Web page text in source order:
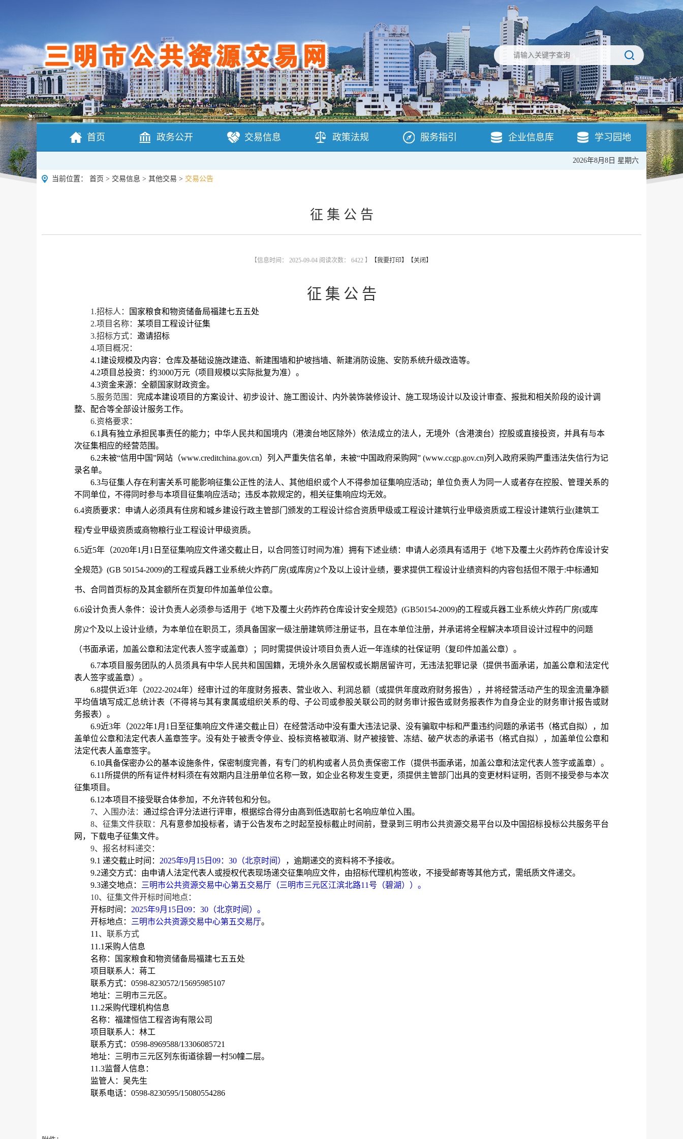
首页 政务公开 交易信息 政策法规 服务指引 企业信息库 学习园地
2026年8月8日 星期六
当前位置： 首页 > 交易信息 > 其他交易 > 交易公告
征 集 公 告
【信息时间： 2025-09-04 阅读次数： 6422 】 【我要打印】 【关闭】
征 集 公 告
1.招标人：
国家粮食和物资储备局福建七五五处
2.项目名称： 某项目工程设计征集
3.招标方式： 邀请招标
4.项目概况：
4.1建设规模及内容：仓库及基础设施改建造、新建围墙和护坡挡墙、新建消防设施、安防系统升级改造等。
4.2项目总投资：约3000万元（项目规模以实际批复为准）。
4.3资金来源：全额国家财政资金。
5.服务范围： 完成本建设项目的方案设计、初步设计、施工图设计、内外装饰装修设计、施工现场设计以及设计审查、报批和相关阶段的设计调
整、配合等全部设计服务工作。
6.资格要求：
6.1具有独立承担民事责任的能力；中华人民共和国境内（港澳台地区除外）依法成立的法人，无境外（含港澳台）控股或直接投资，并具有与本
次征集相应的经营范围。
6.2未被“信用中国”网站（www.creditchina.gov.cn）列入严重失信名单，未被“中国政府采购网” (www.ccgp.gov.cn)列入政府采购严重违法失信行为记
录名单。
6.3与征集人存在利害关系可能影响征集公正性的法人、其他组织或个人不得参加征集响应活动；单位负责人为同一人或者存在控股、管理关系的
不同单位，不得同时参与本项目征集响应活动；违反本款规定的，相关征集响应均无效。
6.4资质要求： 申请人必须具有住房和城乡建设行政主管部门颁发的工程设计综合资质甲级或工程设计建筑行业甲级资质或工程设计建筑行业(建筑工
程)专业甲级资质或商物粮行业工程设计甲级资质。
6.5近5年（2020年1月1日至征集响应文件递交截止日，以合同签订时间为准） 拥有下述业绩： 申请人必须具有适用于《地下及覆土火药炸药仓库设计安
全规范》 (GB 50154-2009)的工程或兵器工业系统火炸药厂房(或库房)2个及以上设计业绩，要求提供工程设计业绩资料的内容包括但不限于:中标通知
书、合同首页标的及其金额所在页复印件加盖单位公章。
6.6设计负责人条件：设计负责人必须参与适用于《地下及覆土火药炸药仓库设计安全规范》(GB50154-2009)的工程或兵器工业系统火炸药厂房(或库
房)2个及以上设计业绩，为本单位在职员工，须具备国家一级注册建筑师注册证书，且在本单位注册，并承诺将全程解决本项目设计过程中的问题
（书面承诺，加盖公章和法定代表人签字或盖章）；同时需提供设计项目负责人近一年连续的社保证明（复印件加盖公章）。
6.7本项目服务团队的人员须具有中华人民共和国国籍，无境外永久居留权或长期居留许可，无违法犯罪记录（提供书面承诺，加盖公章和法定代
表人签字或盖章）。
6.8提供近3年（2022-2024年）经审计过的年度财务报表、营业收入、利润总额（或提供年度政府财务报告），并将经营活动产生的现金流量净额
平均值填写成汇总统计表（不得将与其有隶属或组织关系的母、子公司或参股关联公司的财务审计报告或财务报表作为自身企业的财务审计报告或财
务报表）。
6.9近3年 （2022年1月1日至征集响应文件递交截止日） 在经营活动中没有重大违法记录、没有骗取中标和严重违约问题的承诺书（格式自拟），加
盖单位公章和法定代表人盖章签字。没有处于被责令停业、投标资格被取消、财产被接管、冻结、破产状态的承诺书（格式自拟），加盖单位公章和
法定代表人盖章签字。
6.10具备保密办公的基本设施条件，保密制度完善，有专门的机构或者人员负责保密工作（提供书面承诺，加盖公章和法定代表人签字或盖章）。
6.11所提供的所有证件材料须在有效期内且注册单位名称一致，如企业名称发生变更，须提供主管部门出具的变更材料证明，否则不接受参与本次
征集项目。
6.12本项目不接受联合体参加，不允许转包和分包。
7、入围办法： 通过综合评分法进行评审，根据综合得分由高到低选取前七名响应单位入围。
8、征集文件获取：
凡有意参加投标者，请于公告发布之时起至投标截止时间前，登录到三明市公共资源交易平台以及中国招标投标公共服务平台
网，下载电子征集文件。
9、报名材料递交：
9.1 递交截止时间： 2025年9月15日09：30（北京时间）
，逾期递交的资料将不予接收。
9.2递交方式：由申请人法定代表人或授权代表现场递交征集响应文件，由招标代理机构签收，不接受邮寄等其他方式，需纸质文件递交。
9.3递交地点：
三明市公共资源交易中心第五交易厅 （三明市三元区江滨北路11号（碧湖）） 。
10、征集文件开标时间地点：
开标时间： 2025年9月15日09：30 （北京时间）。
开标地点：
三明市公共资源交易中心第五交易厅。
11 、联系方式
11.1采购人信息
名称：国家粮食和物资储备局福建七五五处
项目联系人：蒋工
联系方式： 0598-8230572/15695985107
地址：三明市三元区。
11.2采购代理机构信息
名称：福建恒信工程咨询有限公司
项目联系人：林工
联系方式： 0598-8969588/13306085721
地址：三明市三元区列东街道徐碧一村50幢二层。
11.3监督人信息：
监管人：吴先生
联系电话： 0598-8230595/15080554286